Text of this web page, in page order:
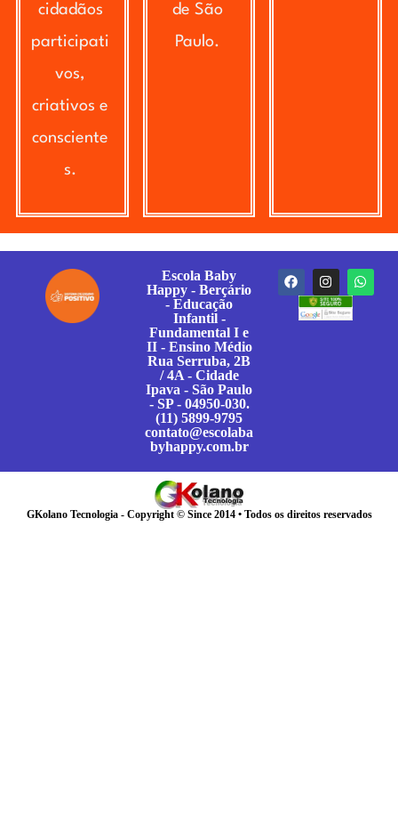
cidadãos
participati
vos,
criativos e
consciente
s.
de São
Paulo.
Escola Baby
Happy - Berçário
- Educação
Infantil -
Fundamental I e
II - Ensino Médio
Rua Serruba, 2B
/ 4A - Cidade
Ipava - São Paulo
- SP - 04950-030.
(11) 5899-9795
contato@escolaba
byhappy.com.br
GKolano Tecnologia - Copyright © Since 2014 • Todos os direitos reservados